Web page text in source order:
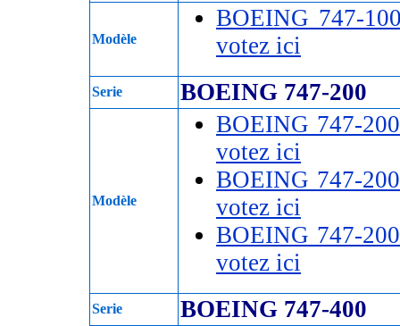
Modèle
BOEING 747-
votez ici
Serie BOEING 747-200
Modèle
BOEING 747-
votez ici
BOEING 747-
votez ici
BOEING 747-
votez ici
Serie BOEING 747-400